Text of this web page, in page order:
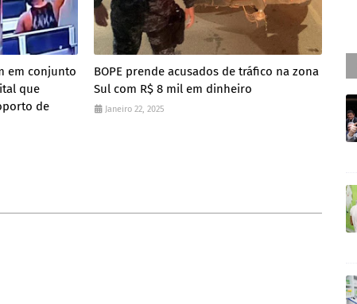
em conjunto
que
de
BOPE prende acusados de tráfico na zona
Sul com R$ 8 mil em dinheiro
Janeiro 22, 2025